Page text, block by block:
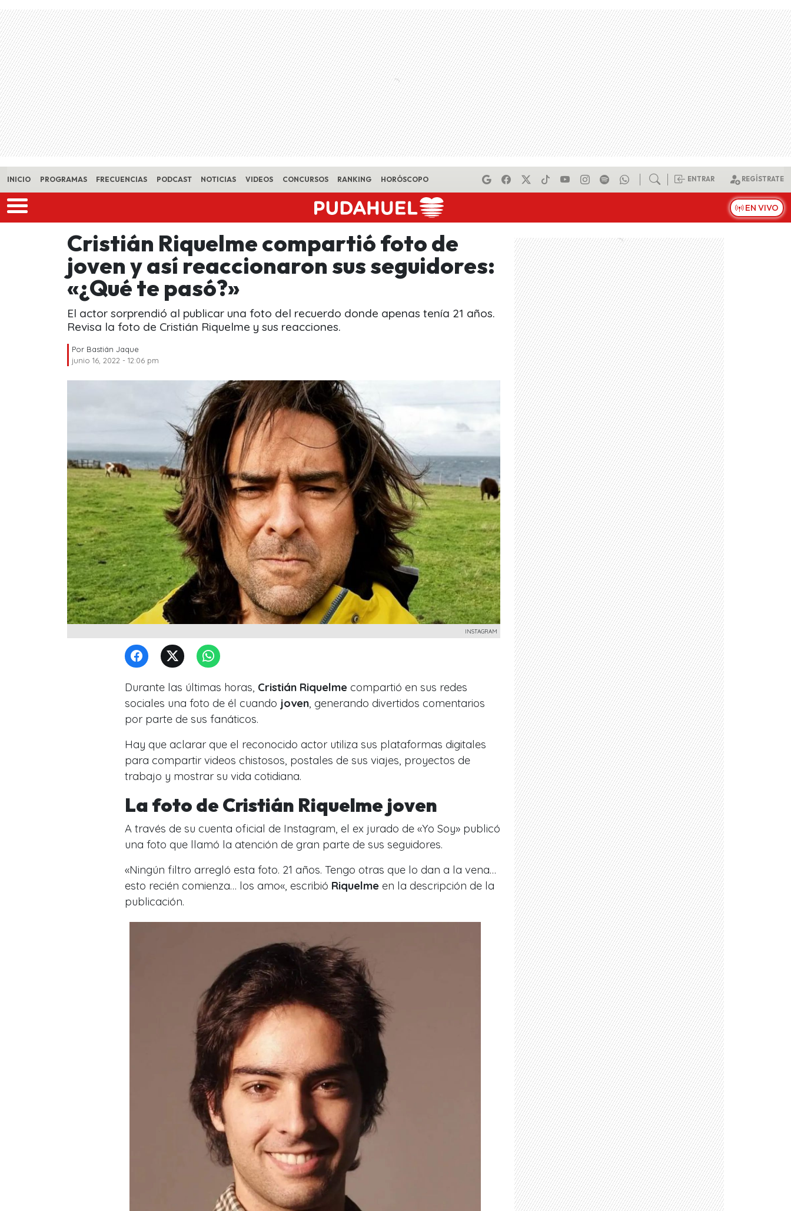
Skip to main content
INICIO PROGRAMAS FRECUENCIAS PODCAST NOTICIAS VIDEOS CONCURSOS RANKING HORÓSCOPO ENTRAR REGÍSTRATE
EN VIVO
Cristián Riquelme compartió foto de
joven y así reaccionaron sus seguidores:
«¿Qué te pasó?»
El actor sorprendió al publicar una foto del recuerdo donde apenas tenía 21 años.
Revisa la foto de Cristián Riquelme y sus reacciones.
Por Bastián Jaque
junio 16, 2022 - 12:06 pm
INSTAGRAM
Durante las últimas horas, Cristián Riquelme compartió en sus redes
sociales una foto de él cuando joven , generando divertidos comentarios
por parte de sus fanáticos.
Hay que aclarar que el reconocido actor utiliza sus plataformas digitales
para compartir videos chistosos, postales de sus viajes, proyectos de
trabajo y mostrar su vida cotidiana.
La foto de Cristián Riquelme joven
A través de su cuenta oficial de Instagram, el ex jurado de «Yo Soy» publicó
una foto que llamó la atención de gran parte de sus seguidores.
«Ningún filtro arregló esta foto. 21 años. Tengo otras que lo dan a la vena…
esto recién comienza… los amo«, escribió Riquelme en la descripción de la
publicación.